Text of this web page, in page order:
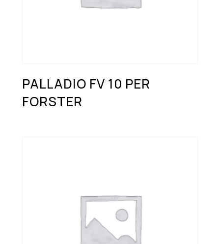
PALLADIO FV 10 PER
FORSTER